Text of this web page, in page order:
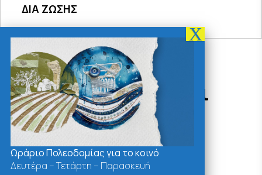
ΔΙΑ ΖΩΣΗΣ
Δράσεις - Χρήσιμοι
Σύνδεσμοι
Ωράριο Πολεοδομίας για το κοινό
Δευτέρα – Τετάρτη – Παρασκευή